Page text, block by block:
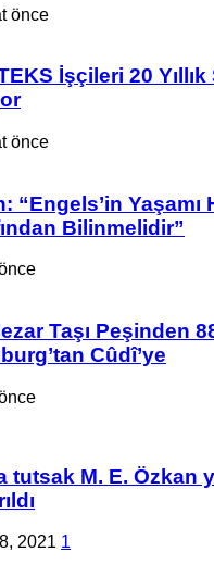
önce
İşçileri 20
önce
“Engels’in Yaşamı
Bilinmelidir”
Taşı Peşinden
Cûdî’ye
tutsak M. E. Özkan
2021 1